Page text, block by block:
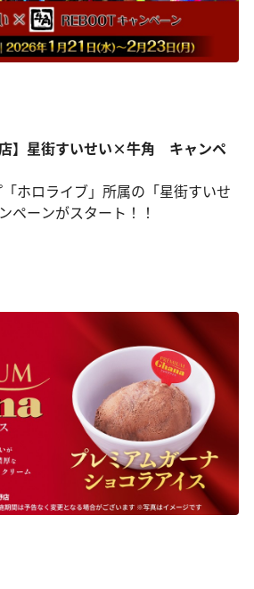
店】星街すいせい×牛角 キャンペ
ホロライブ」所属の「星街すいせ
ペーンがスタート！！
いた限定メニューが登場！
ト盛り」